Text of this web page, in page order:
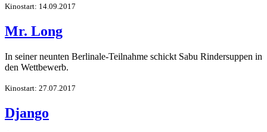
Kinostart: 14.09.2017
Mr. Long
In seiner neunten Berlinale-Teilnahme schickt Sabu Rindersuppen in
den Wettbewerb.
Kinostart: 27.07.2017
Django